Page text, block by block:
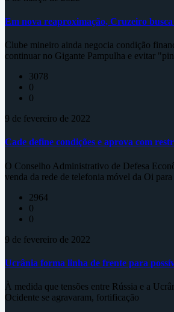
Em nova reaproximação, Cruzeiro
Clube mineiro ainda negocia condição
continuar no Gigante Pampulha e evitar
3078
0
0
9 de fevereiro de 2022
Cade define condições e aprova com
O Conselho Administrativo de Defesa
venda da rede de telefonia móvel da Oi para
2964
0
0
9 de fevereiro de 2022
Ucrânia forma linha de frente para
À medida que tensões entre Rússia e a
Ocidente se agravaram, fortificação